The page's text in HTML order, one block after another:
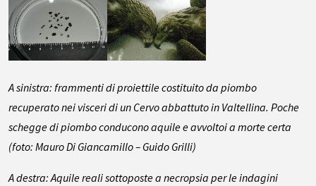
A sinistra: frammenti di proiettile costituito da piombo
recuperato nei visceri di un Cervo abbattuto in Valtellina. Poche
schegge di piombo conducono aquile e avvoltoi a morte certa
(foto: Mauro Di Giancamillo – Guido Grilli)
A destra: Aquile reali sottoposte a necropsia per le indagini